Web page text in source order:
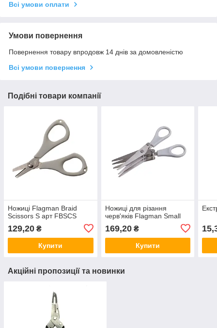
Всі умови оплати
Умови повернення
Повернення товару впродовж 14 днів за домовленістю
Всі умови повернення
Подібні товари компанії
Ножиці Flagman Braid
Scissors S арт FBSCS
129,20 ₴
Купити
Ножиці для різання
черв'яків Flagman Small
169,20₴
Купити
Акційні пропозиції та новинки